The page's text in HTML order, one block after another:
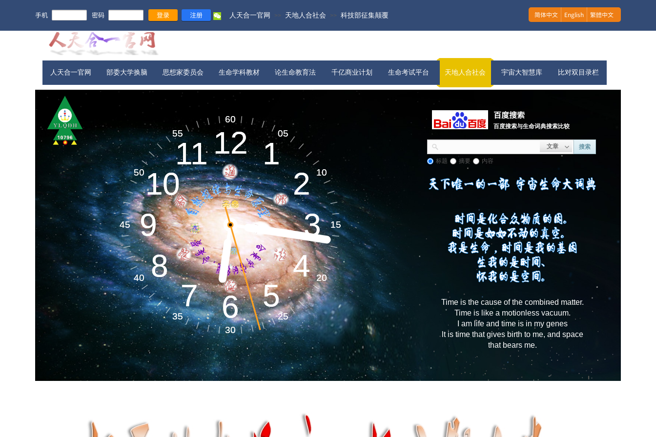
手机 密码 登录 注册 简体中文 English 繁體中文
人天合一官网 >> 天地人合社会 >> 科技部征集颠覆
人天合一官网 部委大学换脑 思想家委员会 生命学科教材 论生命教育法 千亿商业计划 生命考试平台 天地人合社会 宇宙大智慧库 比对双目录栏
百度搜索
百度搜索与生命词典搜索比较
文章 搜索
标题 摘要 内容
宇宙信息​
生命起源​
新旧农业
生命天文​ 地球系统​
05
10
15
20
25
30
35
40
45
50
55
60
1
2
3
4
5
6
7
8
9
10
1112 05
10
15
20
25
30
35
40
45
50
55
60
1
2
3
4
5
6
7
8
9
10
1112
生命空间​ 环境气候​
Time is the cause of the combined matter.
Time is like a motionless vacuum.
I am life and time is in my genes
lt is time that gives birth to me, and space
that bears me.
生命材料​ 健全健康​
生命能源​
宇宙演化​